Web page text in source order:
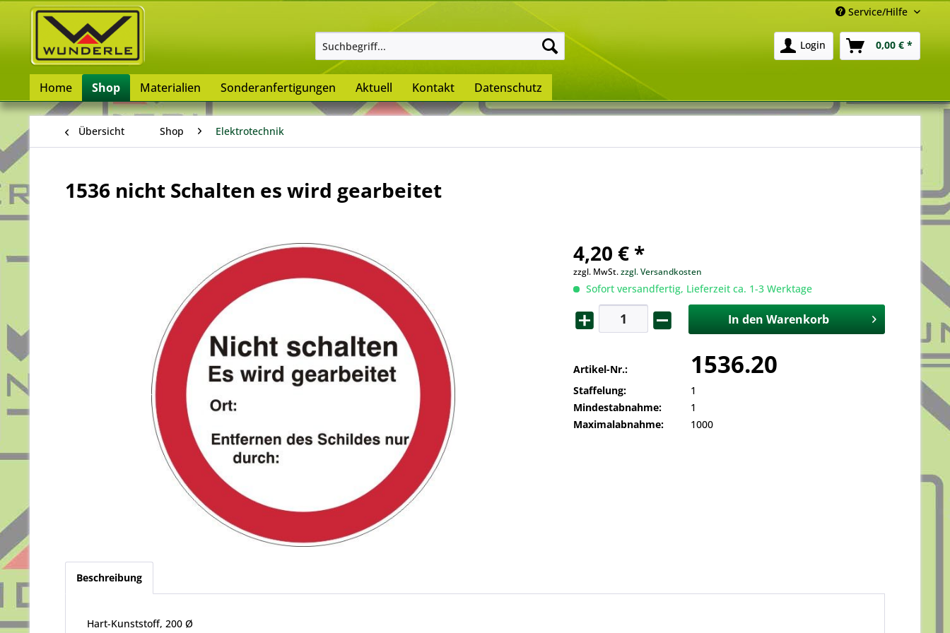
Service/Hilfe
Login 0,00 € *
Home Shop Materialien Sonderanfertigungen Aktuell Kontakt Datenschutz
Übersicht Shop Elektrotechnik
1536 nicht Schalten es wird gearbeitet
4,20 € *
zzgl. MwSt.zzgl. Versandkosten
Sofort versandfertig, Lieferzeit ca. 1-3 Werktage
In den Warenkorb
Artikel-Nr.: 1536.20
Staffelung:
1
Mindestabnahme:
1
Maximalabnahme:
1000
Beschreibung
Hart-Kunststoff, 200 Ø